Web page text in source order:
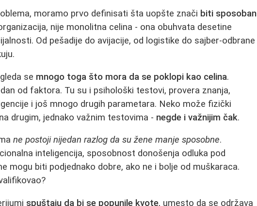
moramo prvo definisati šta uopšte znači biti sposoban
nije monolitna celina - ona obuhvata desetine
Od pešadije do avijacije, od logistike do sajber-odbrane
se mnogo toga što mora da se poklopi kao celina.
od faktora. Tu su i psihološki testovi, provera znanja,
i još mnogo drugih parametara. Neko može fizički
drugim, jednako važnim testovima - negde i važnijim čak.
ne postoji nijedan razlog da su žene manje sposobne.
inteligencija, sposobnost donošenja odluka pod
mogu biti podjednako dobre, ako ne i bolje od muškaraca.
spuštaju da bi se popunile kvote, umesto da se održava